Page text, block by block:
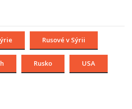
Rusové v Sýrii
Rusko USA